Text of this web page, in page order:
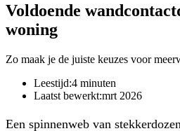
Voldoende
woning
Zo maak je de juiste keuzes voor
Leestijd:4 minuten
Laatst bewerkt:mrt 2026
Een spinnenweb van